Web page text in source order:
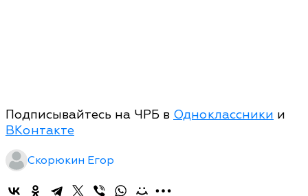
Подписывайтесь на ЧРБ в Одноклассники и
ВКонтакте
Скорюкин Егор